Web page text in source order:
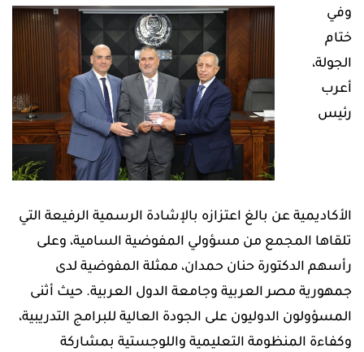
وفي
ختام
الجولة،
أعرب
رئيس
الأكاديمية عن بالغ اعتزازه بالإشادة الرسمية الرفيعة التي
تلقاها المجمع من مسؤولي المفوضية السامية، وعلى
رأسهم الدكتورة حنان حمدان، ممثلة المفوضية لدى
جمهورية مصر العربية وجامعة الدول العربية. حيث أثنى
المسؤولون الدوليون على الجودة العالية للبرامج التدريبية،
وكفاءة المنظومة التعليمية واللوجستية بمشاركة